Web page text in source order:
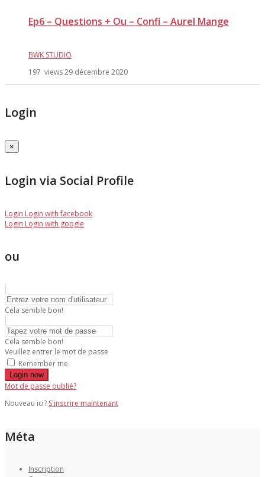
Ep6 – Questions + Ou – Confi – Aurel Mange
BWK STUDIO
197 views29 décembre 2020
Login
×
Login via Social Profile
Login Login with facebook
Login Login with google
ou
Cela semble bon!
Cela semble bon!
Veuillez entrer le mot de passe
Remember me
Login now
Mot de passe oublié?
Nouveau ici? S'inscrire maintenant
Méta
Inscription